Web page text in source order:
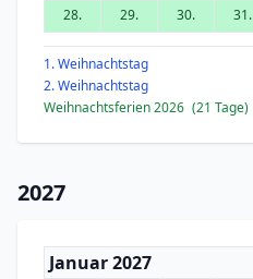
28.
29. 30. 31.
1. Weihnachtstag
2. Weihnachtstag
Weihnachtsferien 2026 (21 Tage)
2027
Januar 2027